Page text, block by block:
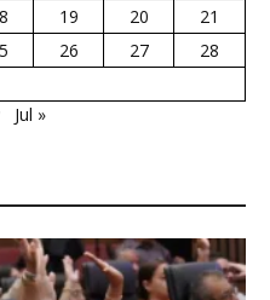
19 20
21
26 27
28
Jul »